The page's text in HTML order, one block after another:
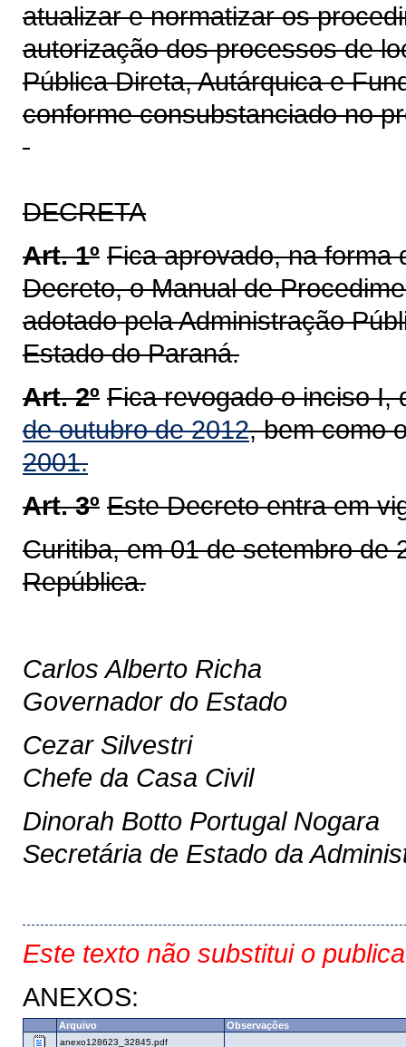
atualizar e normatizar os
autorização dos processos de
Pública Direta, Autárquica e
conforme consubstanciado no
DECRETA
Art. 1º Fica aprovado, na forma
Decreto, o Manual de
adotado pela Administração
Estado do Paraná.
Art. 2º Fica revogado o inciso I,
de outubro de 2012, bem como
2001.
Art. 3º Este Decreto entra em
Curitiba, em 01 de setembro de
República.
Carlos Alberto Richa
Governador do Estado
Cezar Silvestri
Chefe da Casa Civil
Dinorah Botto Portugal Nogara
Secretária de Estado da
Este texto não substitui o
ANEXOS:
Arquivo Observações
anexo128623_32845.pdf